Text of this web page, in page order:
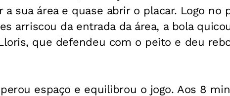
a sua área e quase abrir o placar. Logo no
arriscou da entrada da área, a bola
que defendeu com o peito e deu
espaço e equilibrou o jogo. Aos 8